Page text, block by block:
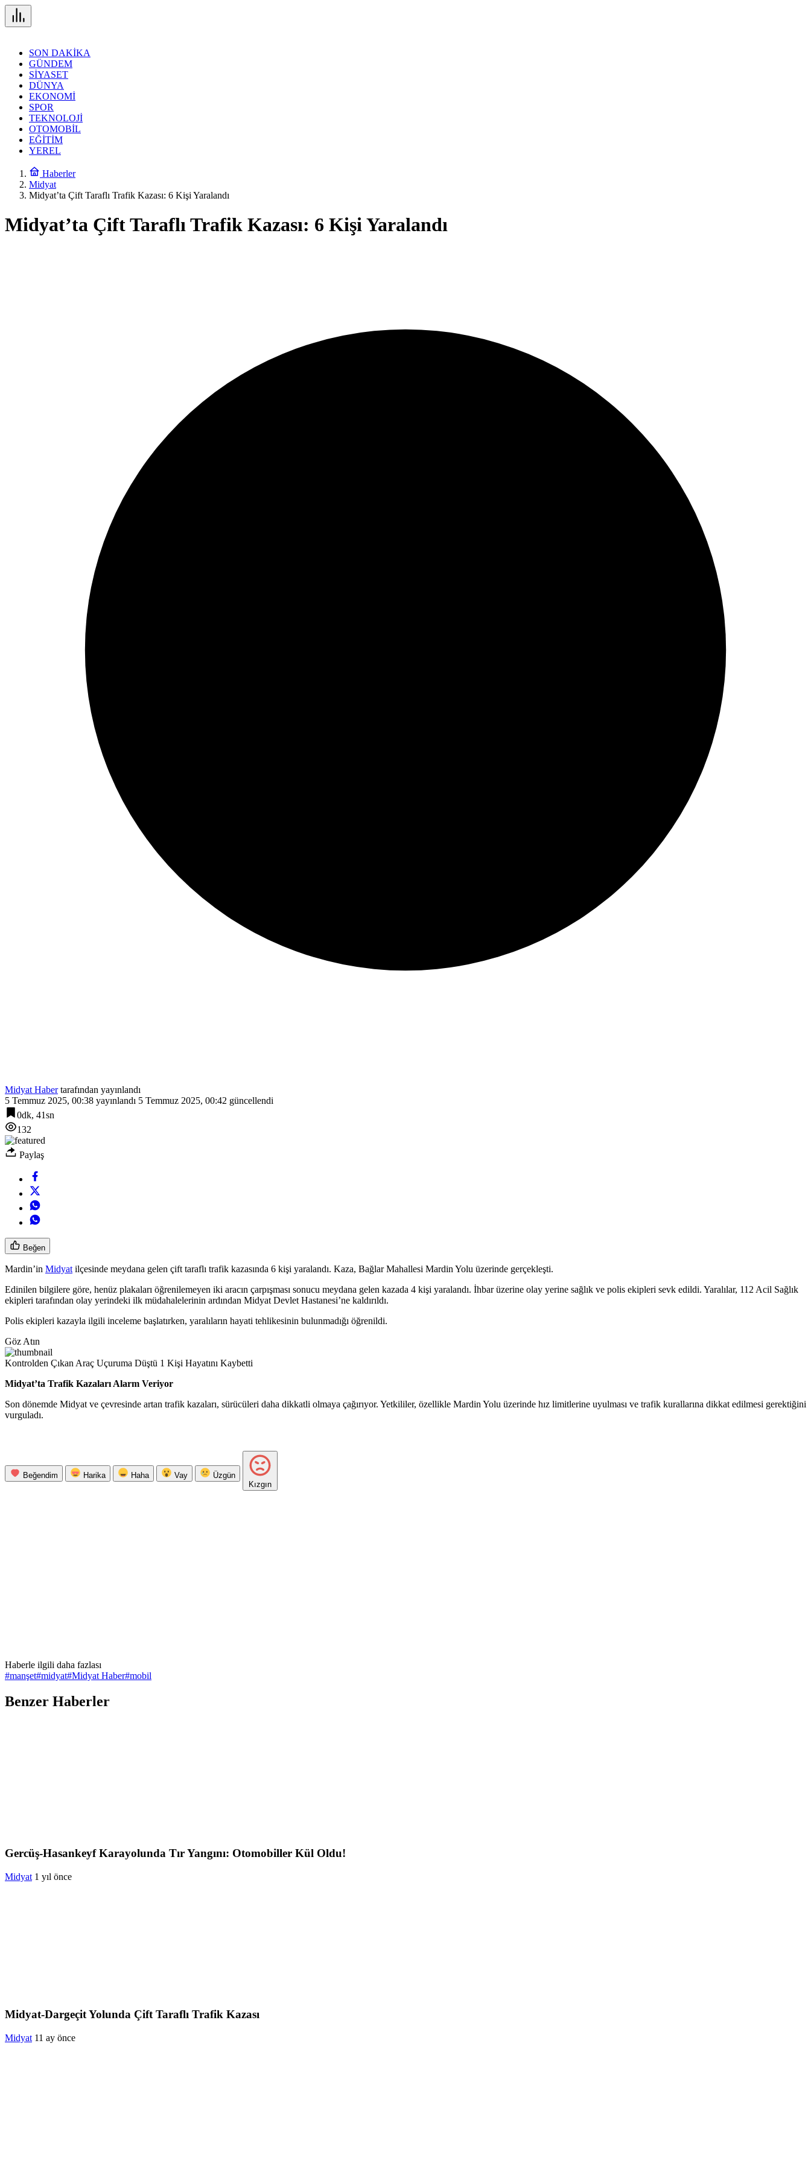
SON DAKİKA
GÜNDEM
SİYASET
DÜNYA
EKONOMİ
SPOR
TEKNOLOJİ
OTOMOBİL
EĞİTİM
YEREL
Haberler
Midyat
Midyat’ta Çift Taraflı Trafik Kazası: 6 Kişi Yaralandı
Midyat’ta Çift Taraflı Trafik Kazası: 6 Kişi Yaralandı
Midyat Habertarafından yayınlandı
5 Temmuz 2025, 00:38 yayınlandı 5 Temmuz 2025, 00:42 güncellendi
0dk, 41sn
132
Paylaş
Beğen
Mardin’in Midyat ilçesinde meydana gelen çift taraflı trafik kazasında 6 kişi yaralandı. Kaza, Bağlar Mahallesi Mardin Yolu üzerinde gerçekleşti.
Edinilen bilgilere göre, henüz plakaları öğrenilemeyen iki aracın çarpışması sonucu meydana gelen kazada 4 kişi yaralandı. İhbar üzerine olay yerine sağlık ve polis ekipleri sevk edildi. Yaralılar, 112 Acil Sağlık
ekipleri tarafından olay yerindeki ilk müdahalelerinin ardından Midyat Devlet Hastanesi’ne kaldırıldı.
Polis ekipleri kazayla ilgili inceleme başlatırken, yaralıların hayati tehlikesinin bulunmadığı öğrenildi.
Göz Atın
Kontrolden Çıkan Araç Uçuruma Düştü 1 Kişi Hayatını Kaybetti
Midyat’ta Trafik Kazaları Alarm Veriyor
Son dönemde Midyat ve çevresinde artan trafik kazaları, sürücüleri daha dikkatli olmaya çağırıyor. Yetkililer, özellikle Mardin Yolu üzerinde hız limitlerine uyulması ve trafik kurallarına dikkat edilmesi gerektiğini
vurguladı.
Beğendim Harika Haha Vay
Üzgün
Kızgın
Haberle ilgili daha fazlası
#manşet#midyat#Midyat Haber#mobil
Benzer Haberler
Gercüş-Hasankeyf Karayolunda Tır Yangını: Otomobiller Kül Oldu!
Midyat 1 yıl önce
Midyat-Dargeçit Yolunda Çift Taraflı Trafik Kazası
Midyat 11 ay önce